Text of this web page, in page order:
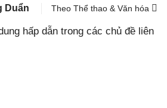
Duẩn Theo Thể thao & Văn hóa
hấp dẫn trong các chủ đề liên